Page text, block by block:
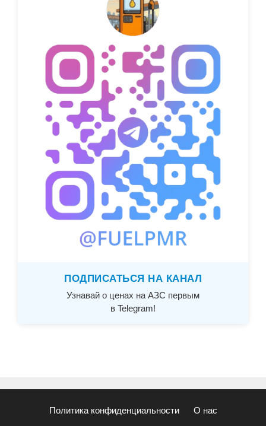
ПОДПИСАТЬСЯ НА КАНАЛ
Узнавай о ценах на АЗС первым
в Telegram!
Политика конфиденциальности О нас